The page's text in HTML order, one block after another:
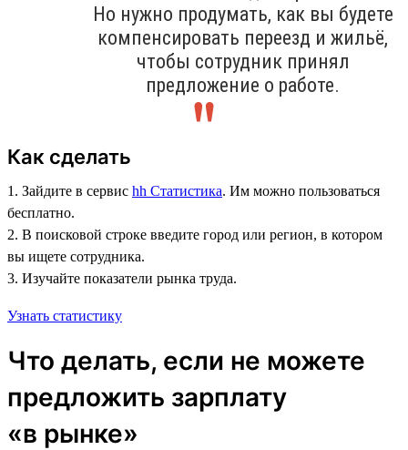
Но нужно продумать, как вы будете
компенсировать переезд и жильё,
чтобы сотрудник принял
предложение о работе.
Как сделать
1. Зайдите в сервис hh Статистика. Им можно пользоваться
бесплатно.
2. В поисковой строке введите город или регион, в котором
вы ищете сотрудника.
3. Изучайте показатели рынка труда.
Узнать статистику
Что делать, если не можете
предложить зарплату
«в рынке»